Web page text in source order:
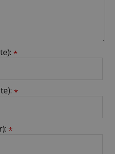
*
*
*